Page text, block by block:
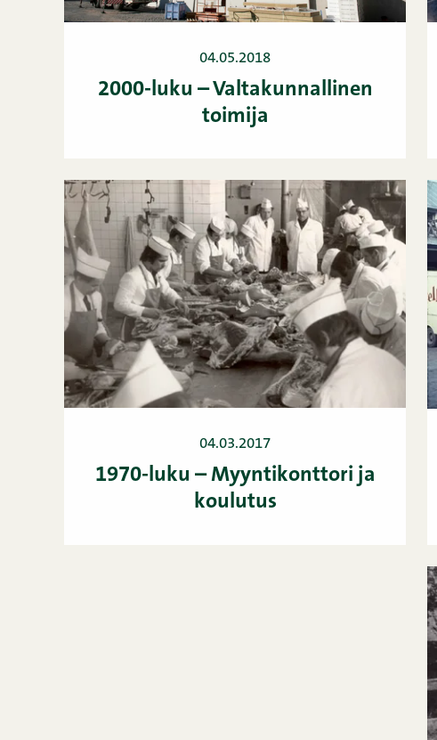
04.05.2018
2000-luku – Valtakunnallinen
toimija
04.03.2017
1970-luku – Myyntikonttori ja
koulutus